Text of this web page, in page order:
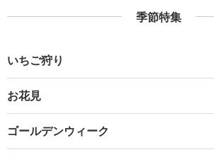
季節特集
いちご狩り
お花見
ゴールデンウィーク